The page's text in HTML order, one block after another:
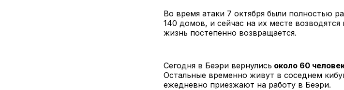
Во время атаки 7 октября были полностью
140 домов, и сейчас на их месте
жизнь постепенно возвращается.
Сегодня в Беэри вернулись около 60
Остальные временно живут в соседнем
ежедневно приезжают на работу в Беэри.